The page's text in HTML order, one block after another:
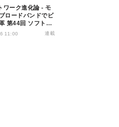
ロードバンドでビ
第44回 ソフトバ
」のプレ商用
11:00 連載